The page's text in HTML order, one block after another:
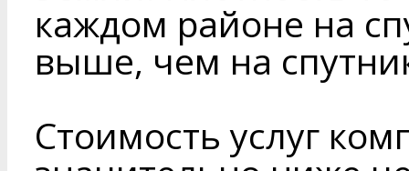
каждом районе на
выше, чем на
Стоимость услуг